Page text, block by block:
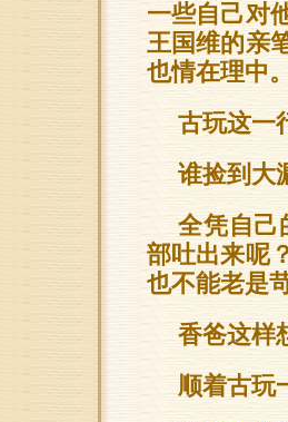
一些自己对
王国维的亲
也情在理中
古玩这一
谁捡到大
全凭自己
部吐出来呢
也不能老是
香爸这样
顺着古玩